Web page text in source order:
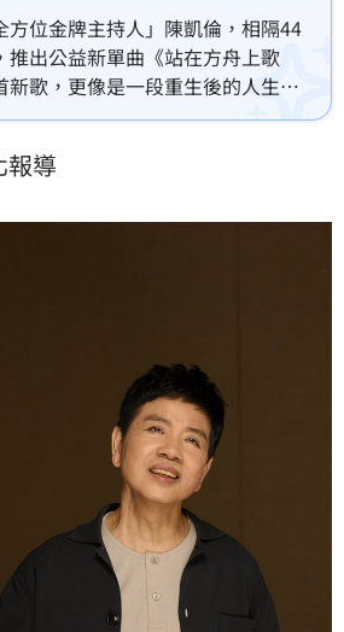
方位金牌主持人」陳凱倫，相隔44
推出公益新單曲《站在方舟上歌
新歌，更像是一段重生後的人生紀
現在的身體狀況，加上整首歌長達
真正背熟。」但也因為如此，他
」蔡維歆
報導